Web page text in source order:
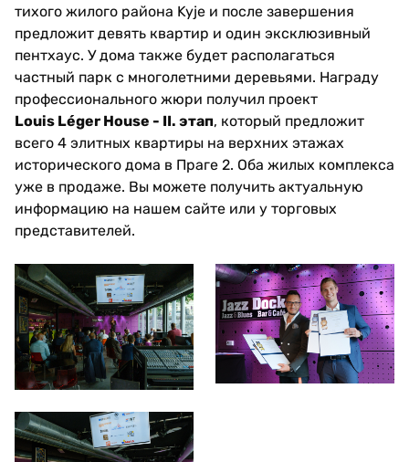
тихого жилого района Kyje и после завершения
предложит девять квартир и один эксклюзивный
пентхаус. У дома также будет располагаться
частный парк с многолетними деревьями. Награду
профессионального жюри получил проект
Louis Léger House - II. этап, который предложит
всего 4 элитных квартиры на верхних этажах
исторического дома в Праге 2. Оба жилых комплекса
уже в продаже. Вы можете получить актуальную
информацию на нашем сайте или у торговых
представителей.